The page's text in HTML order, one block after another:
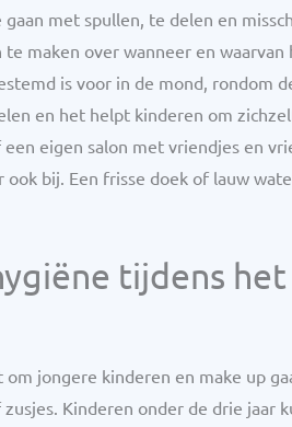
met spullen, te delen en
maken over wanneer en
is voor in de mond, rondom
en het helpt kinderen om
eigen salon met vriendjes en
bij. Een frisse doek of lauw
tijdens
jongere kinderen en make up
Kinderen onder de drie jaar